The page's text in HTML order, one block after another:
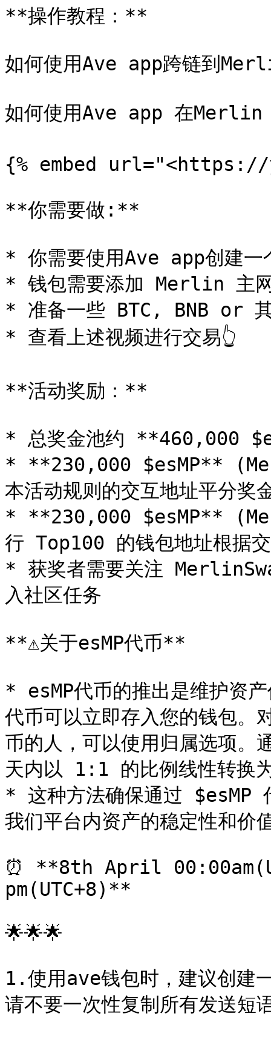
**操作教程：**
如何使用Ave app跨链到
如何使用Ave app 在Merlin
{% embed url="<https://
**你需要做:**
* 你需要使用Ave app创建
* 钱包需要添加 Merlin 主
* 准备一些 BTC, BNB or 其
* 查看上述视频进行交易👆
**活动奖励：**
* 总奖金池约 **460,000
* **230,000 $esMP**
本活动规则的交互地址平分奖
* **230,000 $esMP**
行 Top100 的钱包地址根据
* 获奖者需要关注
入社区任务
**⚠️关于esMP代币**
* esMP代币的推出是维护资
代币可以立即存入您的钱包
币的人，可以使用归属选项
天内以 1:1 的比例线性转换
* 这种方法确保通过 $esMP
我们平台内资产的稳定性和价
⏰ **8th April
pm(UTC+8)**
🌟🌟🌟
1.使用ave钱包时，建议创建
请不要一次性复制所有发送短